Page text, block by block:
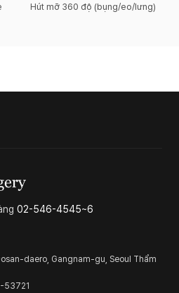
Hút mỡ 360 độ (bụng/eo/lưng)
02-546-4545~6
daero, Gangnam-gu, Seoul Thẩm
53721